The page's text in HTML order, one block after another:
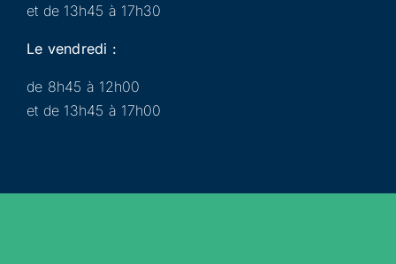
et de 13h45 à 17h30
Le vendredi :
de 8h45 à 12h00
et de 13h45 à 17h00